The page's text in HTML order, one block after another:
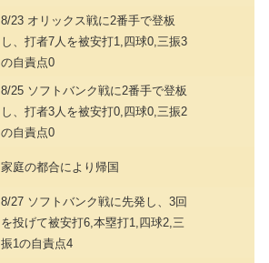
8/23 オリックス戦に2番手で登板
し、打者7人を被安打1,四球0,三振3
の自責点0
8/25 ソフトバンク戦に2番手で登板
し、打者3人を被安打0,四球0,三振2
の自責点0
家庭の都合により帰国
8/27 ソフトバンク戦に先発し、3回
を投げて被安打6,本塁打1,四球2,三
振1の自責点4